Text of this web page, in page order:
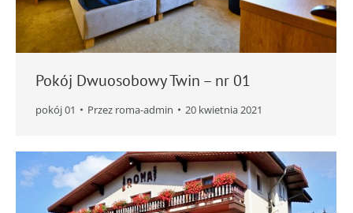
Pokój Dwuosobowy Twin – nr 01
pokój 01 Przez roma-admin 20 kwietnia 2021